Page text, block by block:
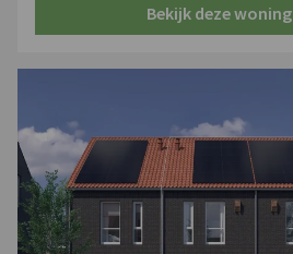
Bekijk deze woning